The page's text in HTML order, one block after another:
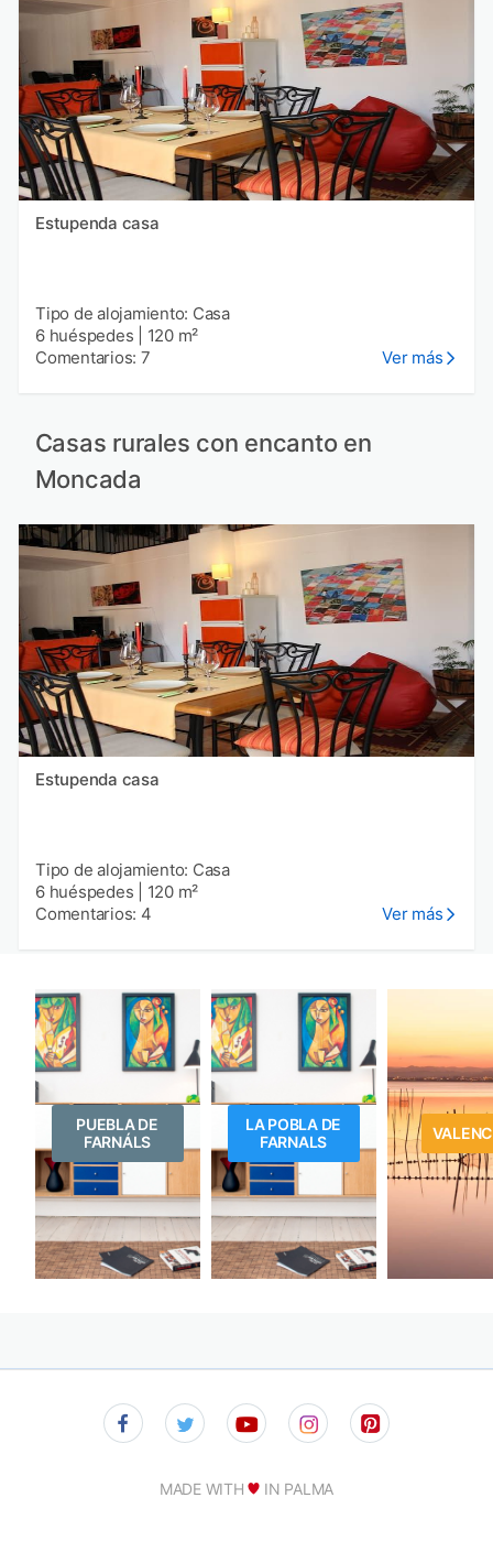
Estupenda casa
Tipo de alojamiento: Casa
6 huéspedes
120 m²
Comentarios: 7
Ver más
Casas rurales con encanto en
Moncada
Estupenda casa
Tipo de alojamiento: Casa
6 huéspedes
120 m²
Comentarios: 4
Ver más
PUEBLA DE
FARNÁLS
LA POBLA DE
FARNALS
MADE WITH IN PALMA